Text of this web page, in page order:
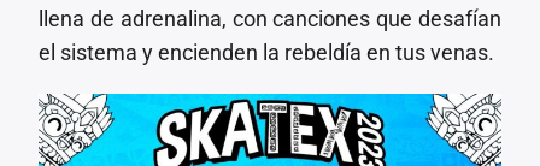
llena de adrenalina, con canciones que desafían
el sistema y encienden la rebeldía en tus venas.